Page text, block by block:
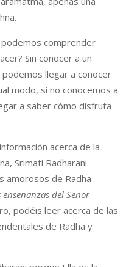
podemos comprender
Sin conocer a un
llegar a conocer
modo, si no conocemos a
a saber cómo disfruta
acerca de la
Srimati Radharani.
amorosos de Radha-
enseñanzas del Señor
podéis leer acerca de las
de Radha y